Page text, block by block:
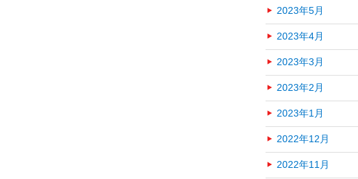
2023年5月
2023年4月
2023年3月
2023年2月
2023年1月
2022年12月
2022年11月